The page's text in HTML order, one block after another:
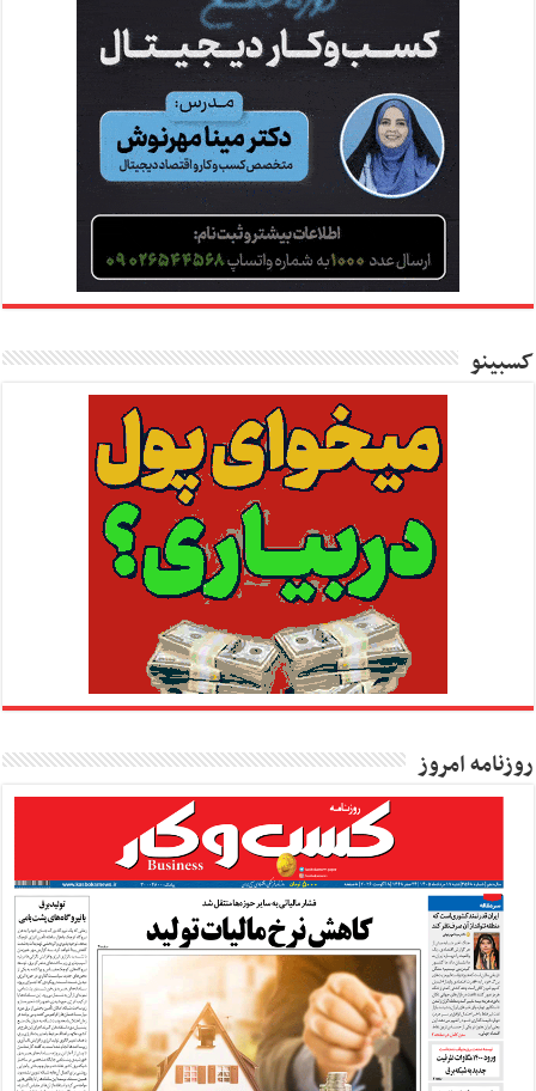
کسبینو
روزنامه امروز